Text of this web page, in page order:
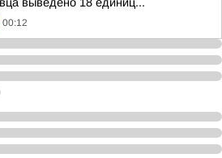
00:12